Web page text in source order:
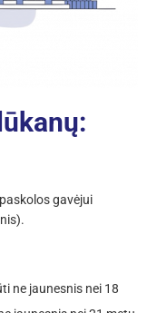
gavėjui
ne jaunesnis nei 18